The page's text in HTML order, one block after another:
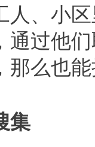
人、小
通过他
那么也
集